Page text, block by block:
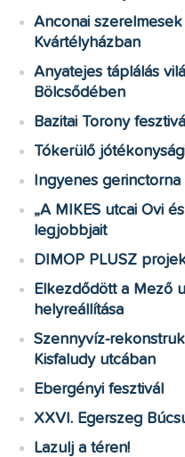
Anconai
Kvártélyházban
Anyatejes táplálás
Bölcsődében
Bazitai Torony
Tókerülő
Ingyenes
„A MIKES utcai Ovi
legjobbjait
DIMOP PLUSZ
Elkezdődött a Mező
helyreállítása
Szennyvíz-
Kisfaludy utcában
Ebergényi fesztivál
XXVI. Egerszeg
Lazulj a téren!